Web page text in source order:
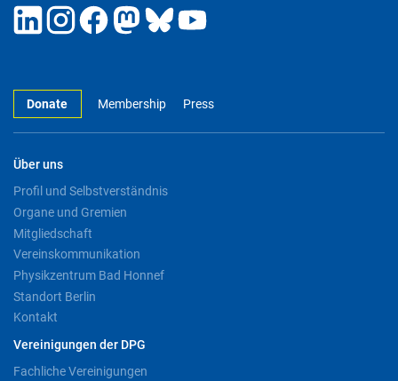
Donate Membership Press
Über uns
Profil und Selbstverständnis
Organe und Gremien
Mitgliedschaft
Vereinskommunikation
Physikzentrum Bad Honnef
Standort Berlin
Kontakt
Vereinigungen der DPG
Fachliche Vereinigungen